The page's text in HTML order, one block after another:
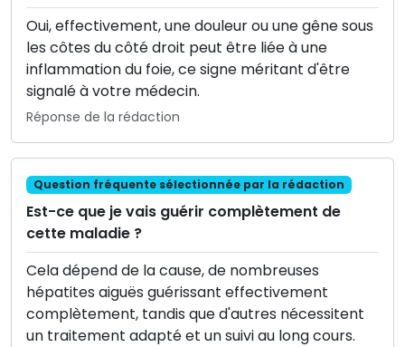
Oui, effectivement, une douleur ou une gêne sous
les côtes du côté droit peut être liée à une
inflammation du foie, ce signe méritant d'être
signalé à votre médecin.
Réponse de la rédaction
Question fréquente sélectionnée par la rédaction
Est-ce que je vais guérir complètement de
cette maladie ?
Cela dépend de la cause, de nombreuses
hépatites aiguës guérissant effectivement
complètement, tandis que d'autres nécessitent
un traitement adapté et un suivi au long cours.